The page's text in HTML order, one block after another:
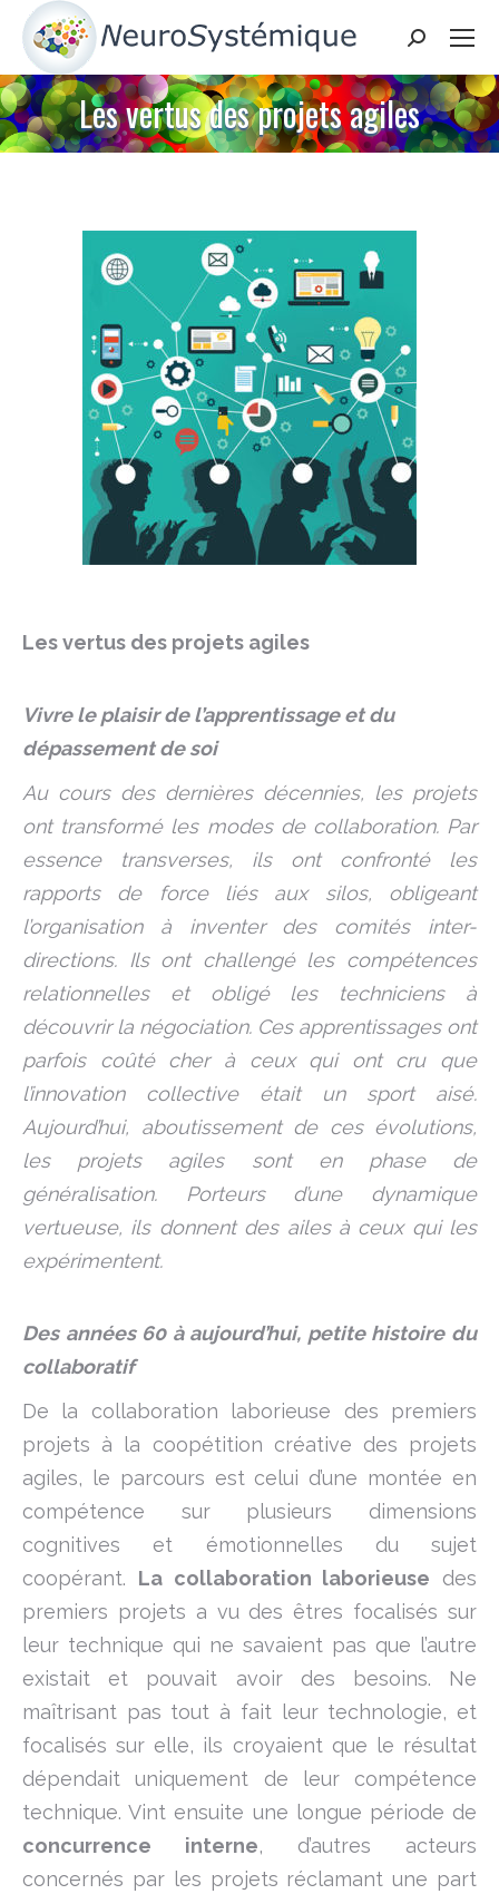
Search:
Les vertus des projets agiles
Les vertus des projets agiles
Vivre le plaisir de l’apprentissage et du
dépassement de soi
Au cours des dernières décennies, les projets
ont transformé les modes de collaboration. Par
essence transverses, ils ont confronté les
rapports de force liés aux silos, obligeant
l’organisation à inventer des comités inter-
directions. Ils ont challengé les compétences
relationnelles et obligé les techniciens à
découvrir la négociation. Ces apprentissages ont
parfois coûté cher à ceux qui ont cru que
l’innovation collective était un sport aisé.
Aujourd’hui, aboutissement de ces évolutions,
les projets agiles sont en phase de
généralisation. Porteurs d’une dynamique
vertueuse, ils donnent des ailes à ceux qui les
expérimentent.
Des années 60 à aujourd’hui, petite histoire du
collaboratif
De la collaboration laborieuse des premiers
projets à la coopétition créative des projets
agiles, le parcours est celui d’une montée en
compétence sur plusieurs dimensions
cognitives et émotionnelles du sujet
coopérant. La collaboration laborieuse des
premiers projets a vu des êtres focalisés sur
leur technique qui ne savaient pas que l’autre
existait et pouvait avoir des besoins. Ne
maîtrisant pas tout à fait leur technologie, et
focalisés sur elle, ils croyaient que le résultat
dépendait uniquement de leur compétence
technique. Vint ensuite une longue période de
concurrence interne, d’autres acteurs
concernés par les projets réclamant une part